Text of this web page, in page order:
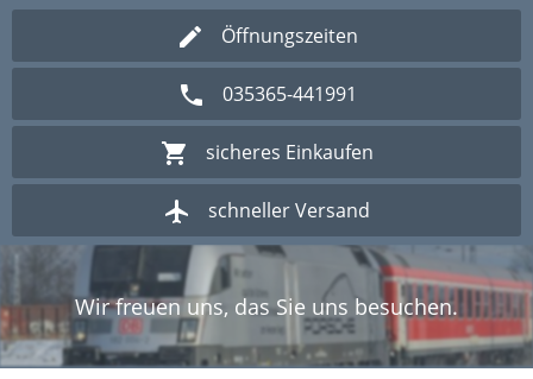
Öffnungszeiten
035365-441991
sicheres Einkaufen
schneller Versand
Wir freuen uns, das Sie uns besuchen.
Herzlich Willkommen im Onlineshop
Modellbahn - Eck Kloppe.
Wir freuen uns, das Sie uns besuchen.
Herzlich Willkommen im Onlineshop
Modellbahn - Eck Kloppe.